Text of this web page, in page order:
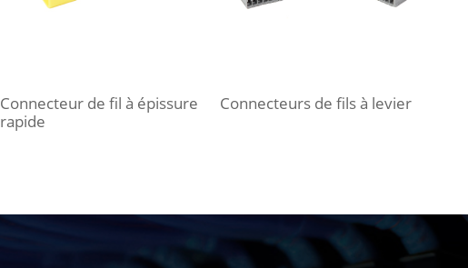
Connecteur de fil à épissure
rapide
Connecteurs de fils à levier